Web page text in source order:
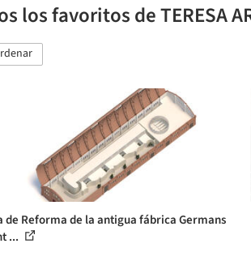
los favoritos de TERESA
de Reforma de la antigua fábrica Germans
...